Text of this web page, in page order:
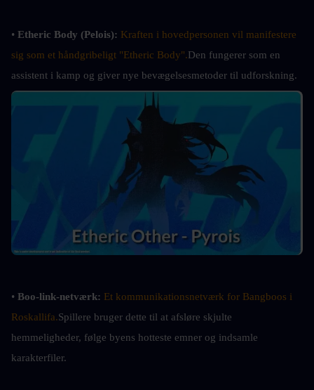
• Etheric Body (Pelois): Kraften i hovedpersonen vil manifestere
sig som et håndgribeligt "Etheric Body".Den fungerer som en
assistent i kamp og giver nye bevægelsesmetoder til udforskning.
• Boo-link-netværk: Et kommunikationsnetværk for Bangboos i
Roskallifa.Spillere bruger dette til at afsløre skjulte
hemmeligheder, følge byens hotteste emner og indsamle
karakterfiler.